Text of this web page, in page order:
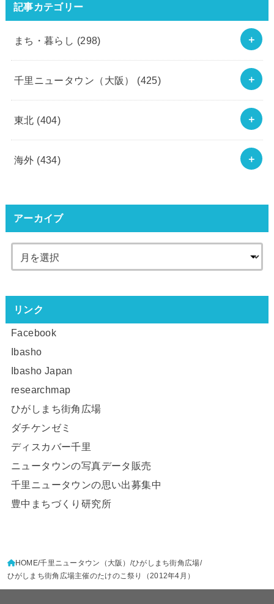
記事カテゴリー
まち・暮らし (298)
千里ニュータウン（大阪） (425)
東北 (404)
海外 (434)
アーカイブ
リンク
Facebook
Ibasho
Ibasho Japan
researchmap
ひがしまち街角広場
ダチケンゼミ
ディスカバー千里
ニュータウンの写真データ販売
千里ニュータウンの思い出募集中
豊中まちづくり研究所
HOME 千里ニュータウン（大阪）
ひがしまち街角広場
ひがしまち街角広場主催のたけのこ祭り（2012年4月）